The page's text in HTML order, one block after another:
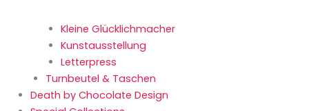
Kleine Glücklichmacher
Kunstausstellung
Letterpress
Turnbeutel & Taschen
Death by Chocolate Design